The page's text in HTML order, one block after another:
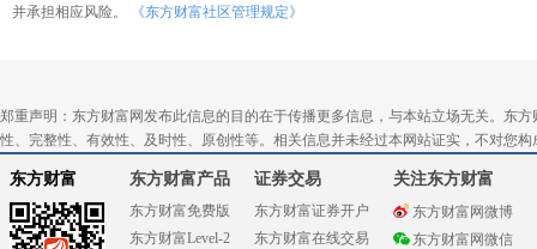
并承担相应风险。
《东方财富社区管理规定》
郑重声明：东方财富网发布此信息的目的在于传播更多信息，与本站立场无关。东
性、完整性、有效性、及时性、原创性等。相关信息并未经过本网站证实，不对您
东方财富 东方财富产品
东方财富免费版
东方财富Level-2
证券交易
东方财富证券开户
东方财富在线交易
关注东方财富
东方财富网微博
东方财富网微信